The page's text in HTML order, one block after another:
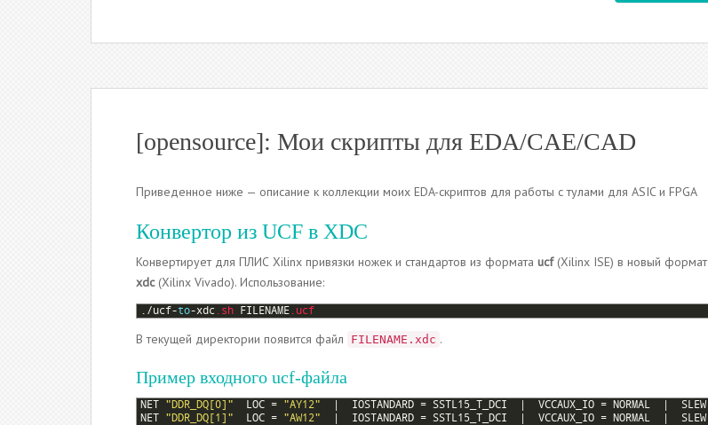
[opensource]: Мои скрипты для EDA/CAE/CAD
Приведенное ниже — описание к коллекции моих EDA-скриптов для работы с тулами для ASIC и FPGA
Конвертор из UCF в XDC
Конвертирует для ПЛИС Xilinx привязки ножек и стандартов из формата ucf(Xilinx ISE) в новый формат
xdc(Xilinx Vivado). Использование:
. /ucf-to-xdc .sh FILENAME.ucf
В текущей директории появится файл FILENAME.xdc .
Пример входного ucf-файла
NET "DDR_DQ[0]" LOC = "AY12" IOSTANDARD = SSTL15_T_DCI VCCAUX_IO = NORMAL SLEW
NET "DDR_DQ[1]" LOC = "AW12" IOSTANDARD = SSTL15_T_DCI VCCAUX_IO = NORMAL SLEW